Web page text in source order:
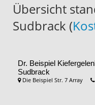
Übersicht
Sudbrack (
Dr. Beispiel
Sudbrack
Die Beispiel Str. 7 Array